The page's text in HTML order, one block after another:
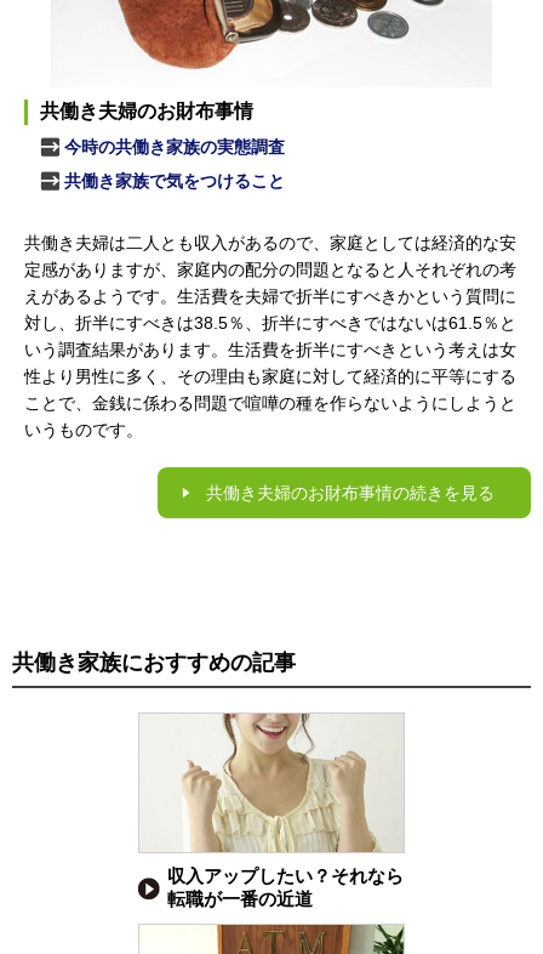
共働き夫婦のお財布事情
今時の共働き家族の実態調査
共働き家族で気をつけること
共働き夫婦は二人とも収入があるので、家庭としては経済的な安
定感がありますが、家庭内の配分の問題となると人それぞれの考
えがあるようです。生活費を夫婦で折半にすべきかという質問に
対し、折半にすべきは38.5％、折半にすべきではないは61.5％と
いう調査結果があります。生活費を折半にすべきという考えは女
性より男性に多く、その理由も家庭に対して経済的に平等にする
ことで、金銭に係わる問題で喧嘩の種を作らないようにしようと
いうものです。
共働き夫婦のお財布事情の続きを見る
共働き家族におすすめの記事
収入アップしたい？それなら
転職が一番の近道